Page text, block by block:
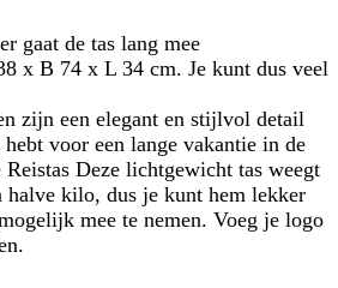
gaat de tas lang mee
x B 74 x L 34 cm. Je kunt dus veel
zijn een elegant en stijlvol detail
voor een lange vakantie in de
Deze lichtgewicht tas weegt
halve kilo, dus je kunt hem lekker
mee te nemen. Voeg je logo